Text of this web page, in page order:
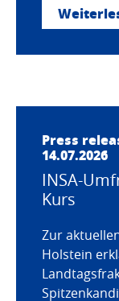
Press
14.07.2026
INSA-
Kurs
Zur
Holstein